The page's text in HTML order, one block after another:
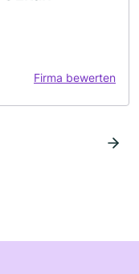
Firma bewerten